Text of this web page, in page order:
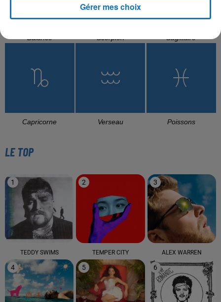
Balance Scorpion Sagittaire
Capricorne Verseau Poissons
LE TOP
1
TEDDY SWIMS
2
TEMPER CITY
3
ALEX WARREN
4 5 6
Gérer mes choix